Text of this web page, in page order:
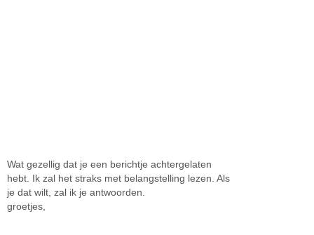
Wat gezellig dat je een berichtje achtergelaten
hebt. Ik zal het straks met belangstelling lezen. Als
je dat wilt, zal ik je antwoorden.
groetjes,